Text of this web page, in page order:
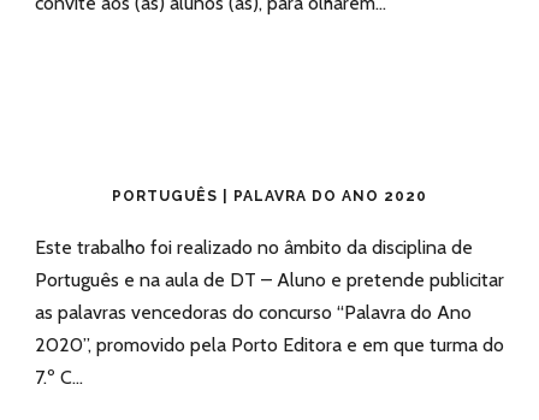
PORTUGUÊS | PALAVRA DO ANO 2020
Este trabalho foi realizado no âmbito da disciplina de
Português e na aula de DT – Aluno e pretende publicitar
as palavras vencedoras do concurso “Palavra do Ano
2020”, promovido pela Porto Editora e em que turma do
7.º C...